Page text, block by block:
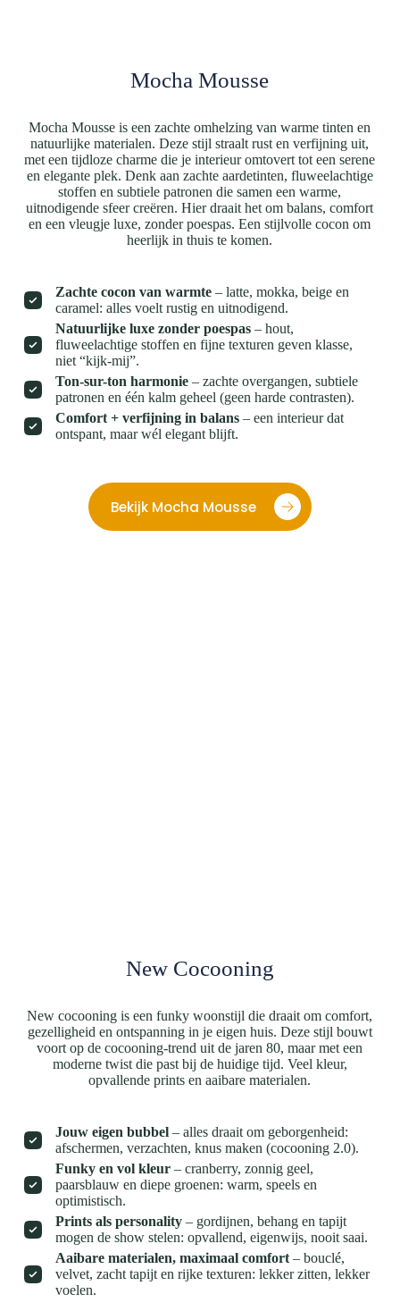
Mocha Mousse
Mocha Mousse is een zachte omhelzing van warme tinten en
natuurlijke materialen. Deze stijl straalt rust en verfijning uit,
met een tijdloze charme die je interieur omtovert tot een serene
en elegante plek. Denk aan zachte aardetinten, fluweelachtige
stoffen en subtiele patronen die samen een warme,
uitnodigende sfeer creëren. Hier draait het om balans, comfort
en een vleugje luxe, zonder poespas. Een stijlvolle cocon om
heerlijk in thuis te komen.
Zachte cocon van warmte– latte, mokka, beige en
caramel: alles voelt rustig en uitnodigend.
Natuurlijke luxe zonder poespas– hout,
fluweelachtige stoffen en fijne texturen geven klasse,
niet “kijk-mij”.
Ton-sur-ton harmonie– zachte overgangen, subtiele
patronen en één kalm geheel (geen harde contrasten).
Comfort + verfijning in balans– een interieur dat
ontspant, maar wél elegant blijft.
Bekijk Mocha Mousse
New Cocooning
New cocooning is een funky woonstijl die draait om comfort,
gezelligheid en ontspanning in je eigen huis. Deze stijl bouwt
voort op de cocooning-trend uit de jaren 80, maar met een
moderne twist die past bij de huidige tijd. Veel kleur,
opvallende prints en aaibare materialen.
Jouw eigen bubbel– alles draait om geborgenheid:
afschermen, verzachten, knus maken (cocooning 2.0).
Funky en vol kleur– cranberry, zonnig geel,
paarsblauw en diepe groenen: warm, speels en
optimistisch.
Prints als personality– gordijnen, behang en tapijt
mogen de show stelen: opvallend, eigenwijs, nooit saai.
Aaibare materialen, maximaal comfort– bouclé,
velvet, zacht tapijt en rijke texturen: lekker zitten, lekker
voelen.